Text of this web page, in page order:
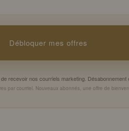
Débloquer mes offres
recevoir nos courriels marketing. Désabonnement
par courriel. Nouveaux abonnés, une offre de